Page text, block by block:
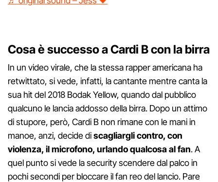
Cosa è successo a Cardi B con la birra
In un video virale, che la stessa rapper americana ha
retwittato, si vede, infatti, la cantante mentre canta la
sua hit del 2018 Bodak Yellow, quando dal pubblico
qualcuno le lancia addosso della birra. Dopo un attimo
di stupore, però, Cardi B non rimane con le mani in
manoe, anzi, decide discagliargli contro, con
violenza, il microfono, urlando qualcosa al fan. A
quel punto si vede la security scendere dal palco in
pochi secondi per bloccare il fan reo del lancio. Pare